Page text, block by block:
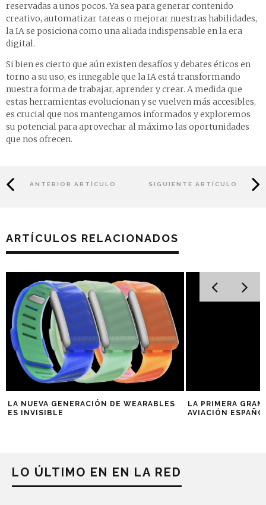
reservadas a unos pocos. Ya sea para generar contenido
creativo, automatizar tareas o mejorar nuestras habilidades,
la IA se posiciona como una aliada indispensable en la era
digital.
Si bien es cierto que aún existen desafíos y debates éticos en
torno a su uso, es innegable que la IA está transformando
nuestra forma de trabajar, aprender y crear. A medida que
estas herramientas evolucionan y se vuelven más accesibles,
es crucial que nos mantengamos informados y exploremos
su potencial para aprovechar al máximo las oportunidades
que nos ofrecen.
ANTERIOR ARTÍCULO SIGUIENTE ARTÍCULO
ARTÍCULOS RELACIONADOS
LA NUEVA GENERACIÓN DE WEARABLES
ES INVISIBLE
LA PRIMERA
AVIACIÓN
LO ÚLTIMO EN EN LA RED